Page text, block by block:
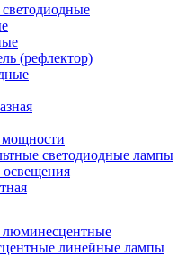
(рефлектор)
светодиодные лампы
освещения
линейные лампы